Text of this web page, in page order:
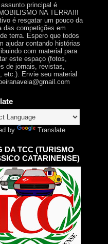
principal é
NA TERRA!!!
é resgatar um pouco da
das competições em
terra. Espero que todos
ajudar contando histórias
com material para
este espaço (fotos,
de jornais, revistas,
etc.). Envie seu material
by Translate
DA TCC (TURISMO
CATARINENSE)